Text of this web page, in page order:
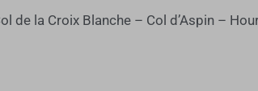
de la Croix Blanche – Col d’Aspin –